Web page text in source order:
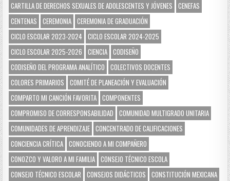
CARTILLA DE DERECHOS SEXUALES DE ADOLESCENTES Y JÓVENES
CENEFAS
CENTENAS
CEREMONIA CEREMONIA DE GRADUACIÓN
CICLO ESCOLAR 2023-2024
CICLO ESCOLAR 2024-2025
CICLO ESCOLAR 2025-2026
CIENCIA CODISEÑO
CODISEÑO DEL PROGRAMA ANALÍTICO
COLECTIVOS DOCENTES
COLORES PRIMARIOS
COMITÉ DE PLANEACIÓN Y EVALUACIÓN
COMPARTO MI CANCIÓN FAVORITA COMPONENTES
COMPROMISO DE CORRESPONSABILIDAD
COMUNIDAD MULTIGRADO UNITARIA
COMUNIDADES DE APRENDIZAJE CONCENTRADO DE CALIFICACIONES
CONCIENCIA CRÍTICA CONOCIENDO A MI COMPAÑERO
CONOZCO Y VALORO A MI FAMILIA CONSEJO TÉCNICO ESCOLA
CONSEJO TÉCNICO ESCOLAR
CONSEJOS DIDÁCTICOS
CONSTITUCIÓN MEXICANA